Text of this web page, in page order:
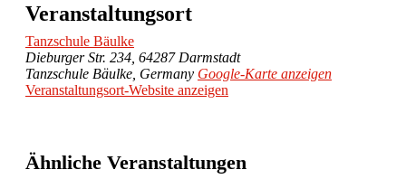
Veranstaltungsort
Tanzschule Bäulke
Dieburger Str. 234, 64287 Darmstadt
Tanzschule Bäulke Germany Google-Karte anzeigen
Veranstaltungsort-Website anzeigen
Ähnliche Veranstaltungen